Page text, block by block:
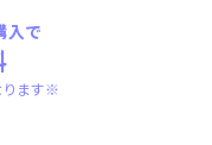
で
ります※